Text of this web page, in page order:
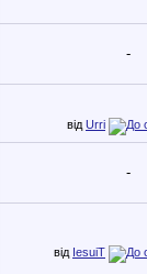
-
від Urri
-
від IesuiT